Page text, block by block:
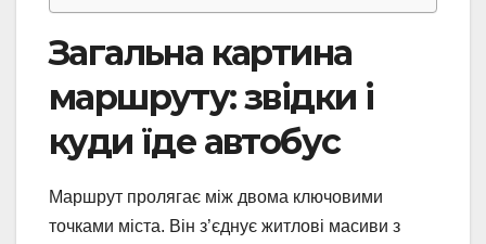
Загальна картина
маршруту: звідки і
куди їде автобус
Маршрут пролягає між двома ключовими
точками міста. Він з’єднує житлові масиви з